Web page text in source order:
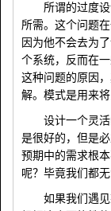
所谓的过度
所需。这个问题
因为他不会去为
个系统，反而在
这种问题的原因
解。模式是用来
设计一个灵
是很好的，但是
预期中的需求根
呢？毕竟我们都无
如果我们遇